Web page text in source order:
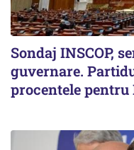
Sondaj INSCOP,
guvernare.
procentele pentru